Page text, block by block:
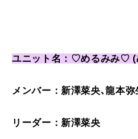
ユニット名：♡めるみみ♡ (
メンバー：新澤菜央､龍本
リーダー：新澤菜央